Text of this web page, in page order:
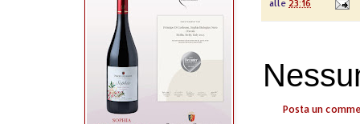
alle 23:16
Posta un